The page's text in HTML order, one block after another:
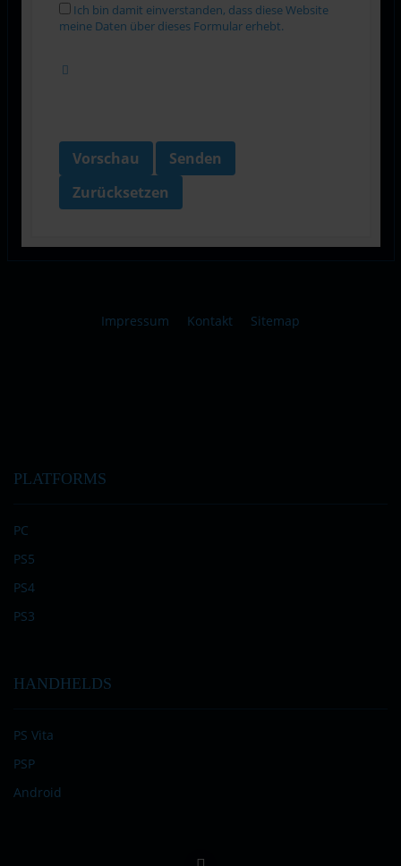
Ich bin damit einverstanden, dass diese Website
meine Daten über dieses Formular erhebt.
Vorschau
Senden
Zurücksetzen
Impressum Kontakt Sitemap
PLATFORMS
PC
PS5
PS4
PS3
HANDHELDS
PS Vita
PSP
Android